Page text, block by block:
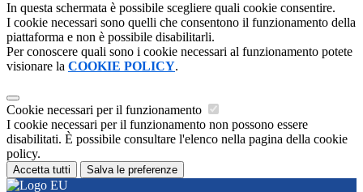
In questa schermata è possibile scegliere quali cookie consentire.
I cookie necessari sono quelli che consentono il funzionamento della
piattaforma e non è possibile disabilitarli.
Per conoscere quali sono i cookie necessari al funzionamento potete
visionare la COOKIE POLICY.
Cookie necessari per il funzionamento
I cookie necessari per il funzionamento non possono essere
disabilitati. È possibile consultare l'elenco nella pagina della cookie
policy.
Accetta tutti Salva le preferenze